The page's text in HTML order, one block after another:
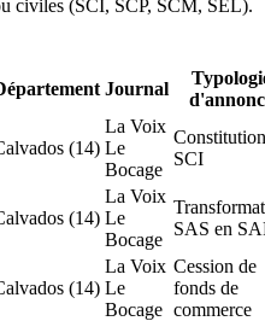
civiles (SCI, SCP, SCM, SEL).
Journal
(14)
La Voix
Le
Bocage
Constitution
SCI
(14)
La Voix
Le
Bocage
SAS en
(14)
La Voix
Le
Bocage
Cession de
fonds de
commerce